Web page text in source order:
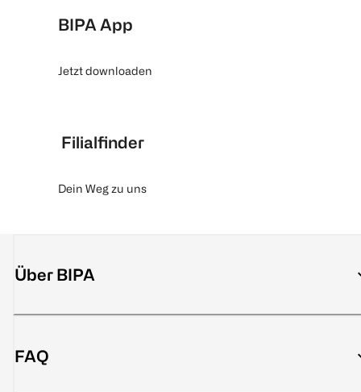
BIPA App
Jetzt downloaden
Filialfinder
Dein Weg zu uns
Über BIPA
FAQ